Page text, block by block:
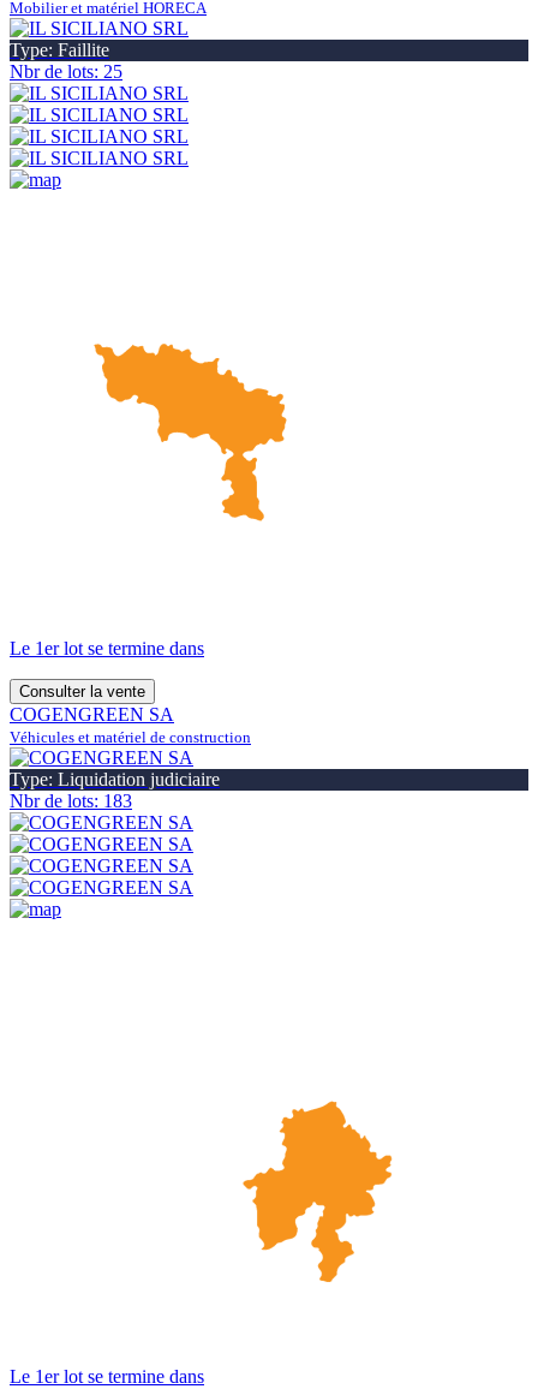
Mobilier et matériel HORECA
Type: Faillite
Nbr de lots: 25
Le 1er lot se termine dans
Consulter la vente
COGENGREEN SA
Véhicules et matériel de construction
Type: Liquidation judiciaire
Nbr de lots: 183
Le 1er lot se termine dans